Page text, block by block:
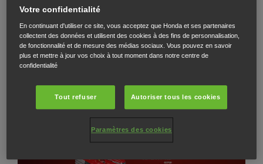
Le robot indispensable pour les jardins.
EN SAVOIR PLUS
Votre confidentialité
En continuant d'utiliser ce site, vous acceptez que Honda et ses partenaires
collectent des données et utilisent des cookies à des fins de personnalisation,
de fonctionnalité et de mesure des médias sociaux. Vous pouvez en savoir
plus et mettre à jour vos choix à tout moment dans notre centre de
confidentialité
Tout refuser Autoriser tous les cookies
Paramètres des cookies